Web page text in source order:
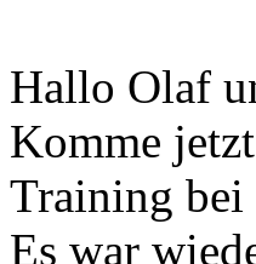
Hallo Olaf
Komme
Training bei
Es war